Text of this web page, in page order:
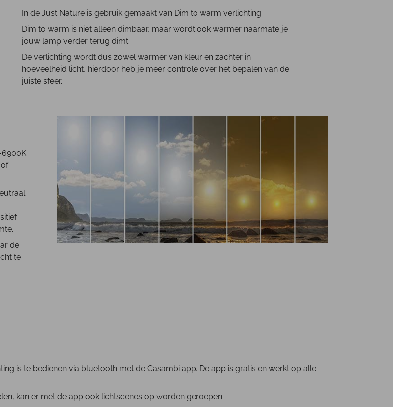
In de Just Nature is gebruik gemaakt van Dim to warm verlichting.
Dim to warm is niet alleen dimbaar, maar wordt ook warmer naarmate je
jouw lamp verder terug dimt.
De verlichting wordt dus zowel warmer van kleur en zachter in
hoeveelheid licht, hierdoor heb je meer controle over het bepalen van de
juiste sfeer.
6900K
de
te
is te bedienen via bluetooth met de Casambi app. De app is gratis en werkt op alle
kan er met de app ook lichtscenes op worden geroepen.